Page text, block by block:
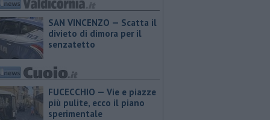
SAN VINCENZO — Scatta il
divieto di dimora per il
senzatetto
FUCECCHIO — Vie e piazze
più pulite, ecco il piano
sperimentale